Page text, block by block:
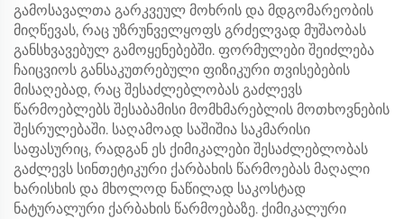
გამოსავალთა გარკვეულ მოხრის და მდგომარეობის
მიღწევას, რაც უზრუნველყოფს გრძელვად მუშაობას
განსხვავებულ გამოყენებებში. ფორმულები შეიძლება
ჩაიცვიოს განსაკუთრებული ფიზიკური თვისებების
მისაღებად, რაც შესაძლებლობას გაძლევს
წარმოებლებს შესაბამისი მომხმარებლის მოთხოვნების
შესრულებაში. საღამოად საშიშია საკმარისი
საფასურიც, რადგან ეს ქიმიკალები შესაძლებლობას
გაძლევს სინთეტიკური ქარბახის წარმოებას მაღალი
ხარისხის და მხოლოდ ნაწილად საკოსტად
ნატურალური ქარბახის წარმოებაზე. ქიმიკალური